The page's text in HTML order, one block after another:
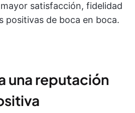
satisfacción, fidelidad
positivas de boca en boca.
una reputación